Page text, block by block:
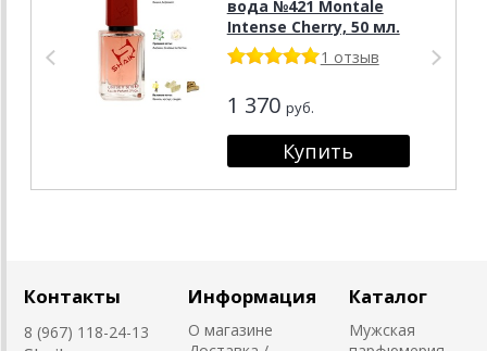
вода №421 Montale
Intense Cherry, 50 мл.
1 отзыв
1 370 руб.
Контакты
8 (967) 118-24-13
Информация
О магазине
Каталог
Мужская